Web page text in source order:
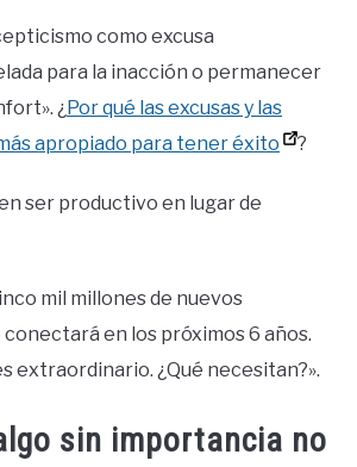
como excusa
para la inacción o permanecer
¿ Por qué las excusas y las
apropiado para tener éxito
?
ser productivo en lugar de
mil millones de nuevos
en los próximos 6 años.
extraordinario. ¿Qué necesitan?».
sin importancia no